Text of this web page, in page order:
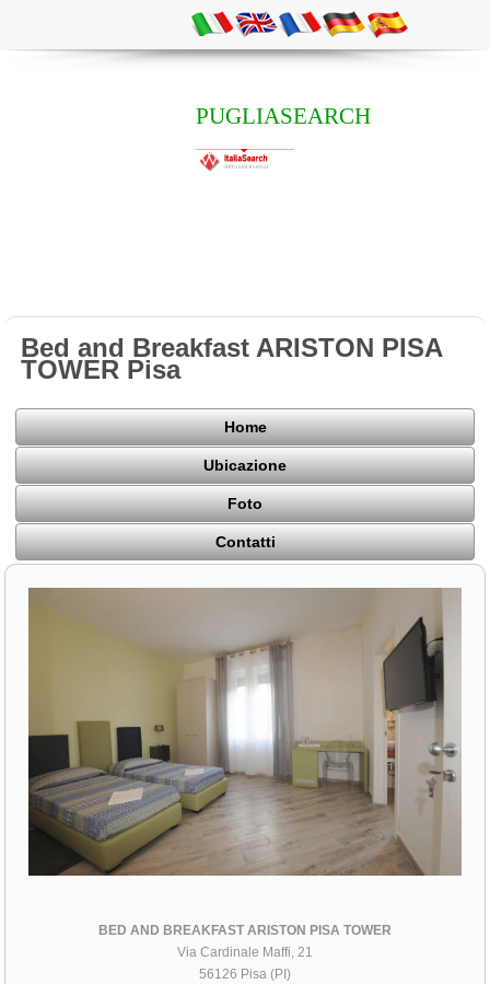
PUGLIASEARCH
Bed and Breakfast ARISTON PISA
TOWER Pisa
Home
Ubicazione
Foto
Contatti
BED AND BREAKFAST ARISTON PISA TOWER
Via Cardinale Maffi, 21
56126 Pisa (PI)